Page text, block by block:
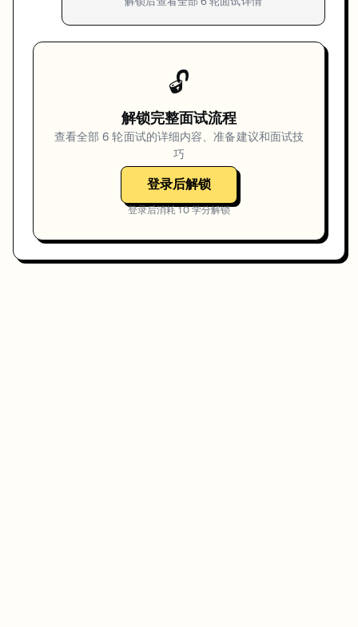
🔓
解锁完整面试流程
查看全部6 轮面试的详细内容、准备建议和面试技
巧
登录后解锁
登录后消耗10学分解锁